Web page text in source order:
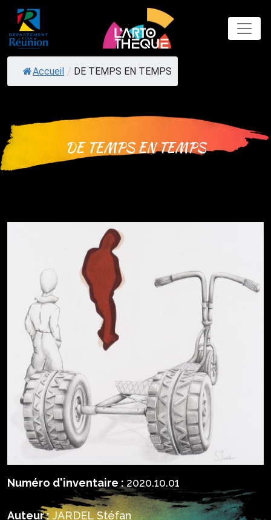
Skip
content
Accueil / DE TEMPS EN TEMPS
DE TEMPS EN TEMPS
Numéro d'inventaire : 2020.10.01
Auteur : JARDEL Stéfan